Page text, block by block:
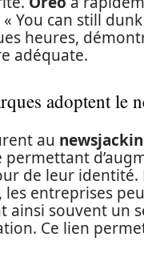
You can still
heures,
adéquate.
adoptent le
au
de leur identité.
les entreprises
ainsi souvent un
Ce lien